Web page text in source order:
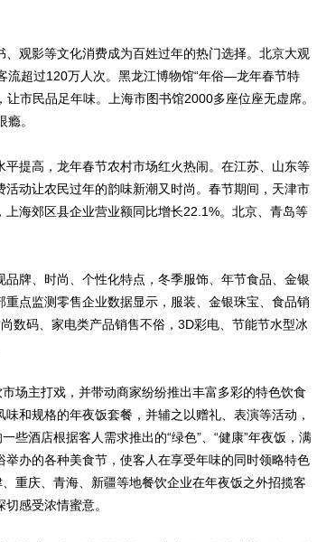
观影等文化消费成为百姓过年的热门选择。北京大观
流超过120万人次。黑龙江博物馆“年俗—龙年春节特
让市民品足年味。上海市图书馆2000多座位座无虚席。
。
提高，龙年春节农村市场红火热闹。在江苏、山东等
动让农民过年的韵味新潮又时尚。春节期间，天津市
海郊区县企业营业额同比增长22.1%。北京、青岛等
牌、时尚、个性化特点，冬季服饰、年节食品、金银
点监测零售企业数据显示，服装、金银珠宝、食品销
数码、家电类产品销售不俗，3D彩电、节能节水型冰
主打戏，并带动商家纷纷推出丰富多彩的特色饮食
和规格的年夜饭套餐，并辅之以赠礼、表演等活动，
些酒店根据客人需求推出的“绿色”、“健康”年夜饭，满
办的各种美食节，使客人在享受年味的同时领略特色
重庆、青海、新疆等地餐饮企业在年夜饭之外招揽客
感受浓情蜜意。